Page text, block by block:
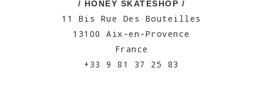
/ HONEY SKATESHOP /
11 Bis Rue Des Bouteilles
13100 Aix-en-Provence
France
+33 9 81 37 25 83